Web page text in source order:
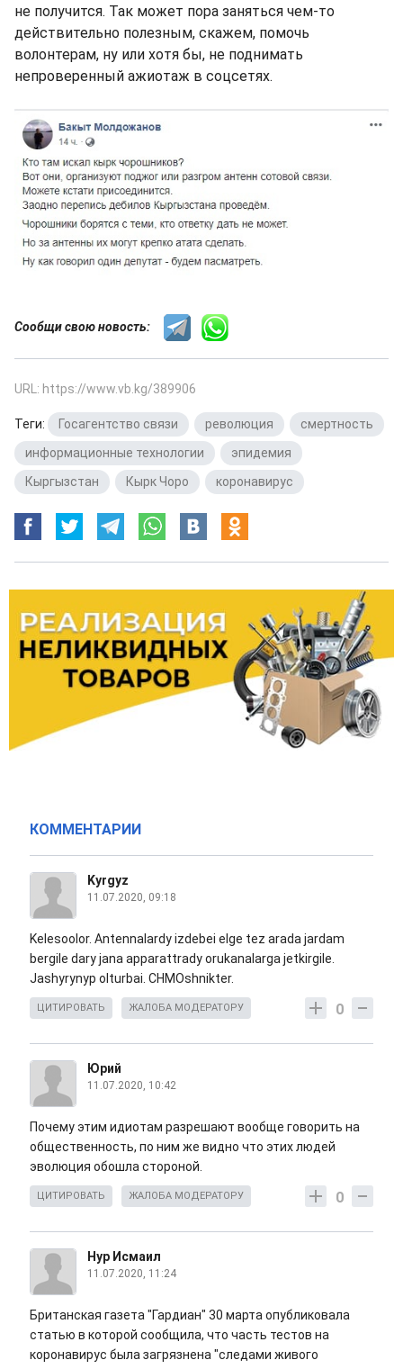
не получится. Так может пора заняться чем-то
действительно полезным, скажем, помочь
волонтерам, ну или хотя бы, не поднимать
непроверенный ажиотаж в соцсетях.
Сообщи свою новость:
URL: https://www.vb.kg/389906
Теги: Госагентство связи революция смертность
информационные технологии
эпидемия
Кыргызстан
Кырк Чоро коронавирус
КОММЕНТАРИИ
Kyrgyz
11.07.2020, 09:18
Kelesoolor. Antennalardy izdebei elge tez arada jardam
bergile dary jana apparattrady orukanalarga jetkirgile.
Jashyrynyp olturbai. CHMOshnikter.
0
ЦИТИРОВАТЬ ЖАЛОБА МОДЕРАТОРУ
Юрий
11.07.2020, 10:42
Почему этим идиотам разрешают вообще говорить на
общественность, по ним же видно что этих людей
эволюция обошла стороной.
0
ЦИТИРОВАТЬ ЖАЛОБА МОДЕРАТОРУ
Нур Исмаил
11.07.2020, 11:24
Британская газета "Гардиан" 30 марта опубликовала
статью в которой сообщила, что часть тестов на
коронавирус была загрязнена "следами живого